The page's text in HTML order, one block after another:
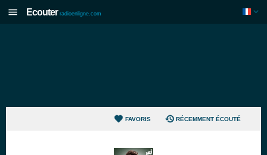
Ecouter radioenligne.com
FAVORIS RÉCEMMENT ÉCOUTÉ